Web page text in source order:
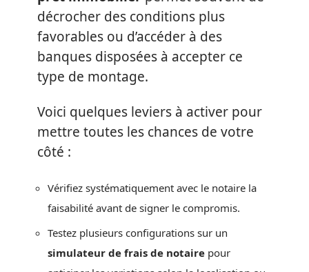
décrocher des conditions plus
favorables ou d’accéder à des
banques disposées à accepter ce
type de montage.
Voici quelques leviers à activer pour
mettre toutes les chances de votre
côté :
Vérifiez systématiquement avec le notaire la
faisabilité avant de signer le compromis.
Testez plusieurs configurations sur un
simulateur de frais de notaire pour